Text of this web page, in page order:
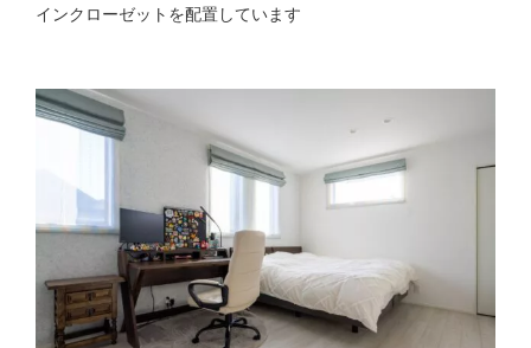
インクローゼットを配置しています